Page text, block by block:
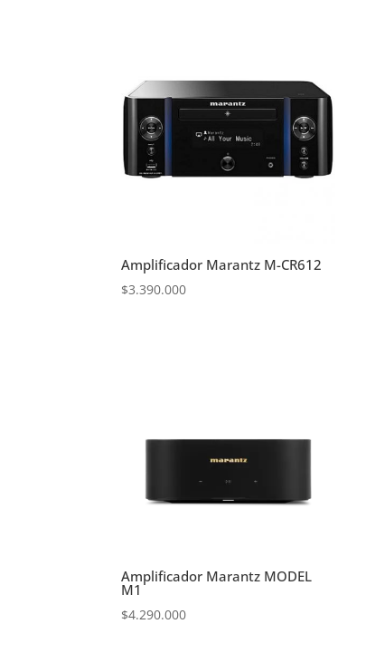
Amplificador Marantz M-CR612
$3.390.000
Amplificador Marantz MODEL
M1
$4.290.000